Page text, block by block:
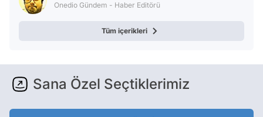
Onedio Gündem - Haber Editörü
Tüm içerikleri
Sana Özel Seçtiklerimiz